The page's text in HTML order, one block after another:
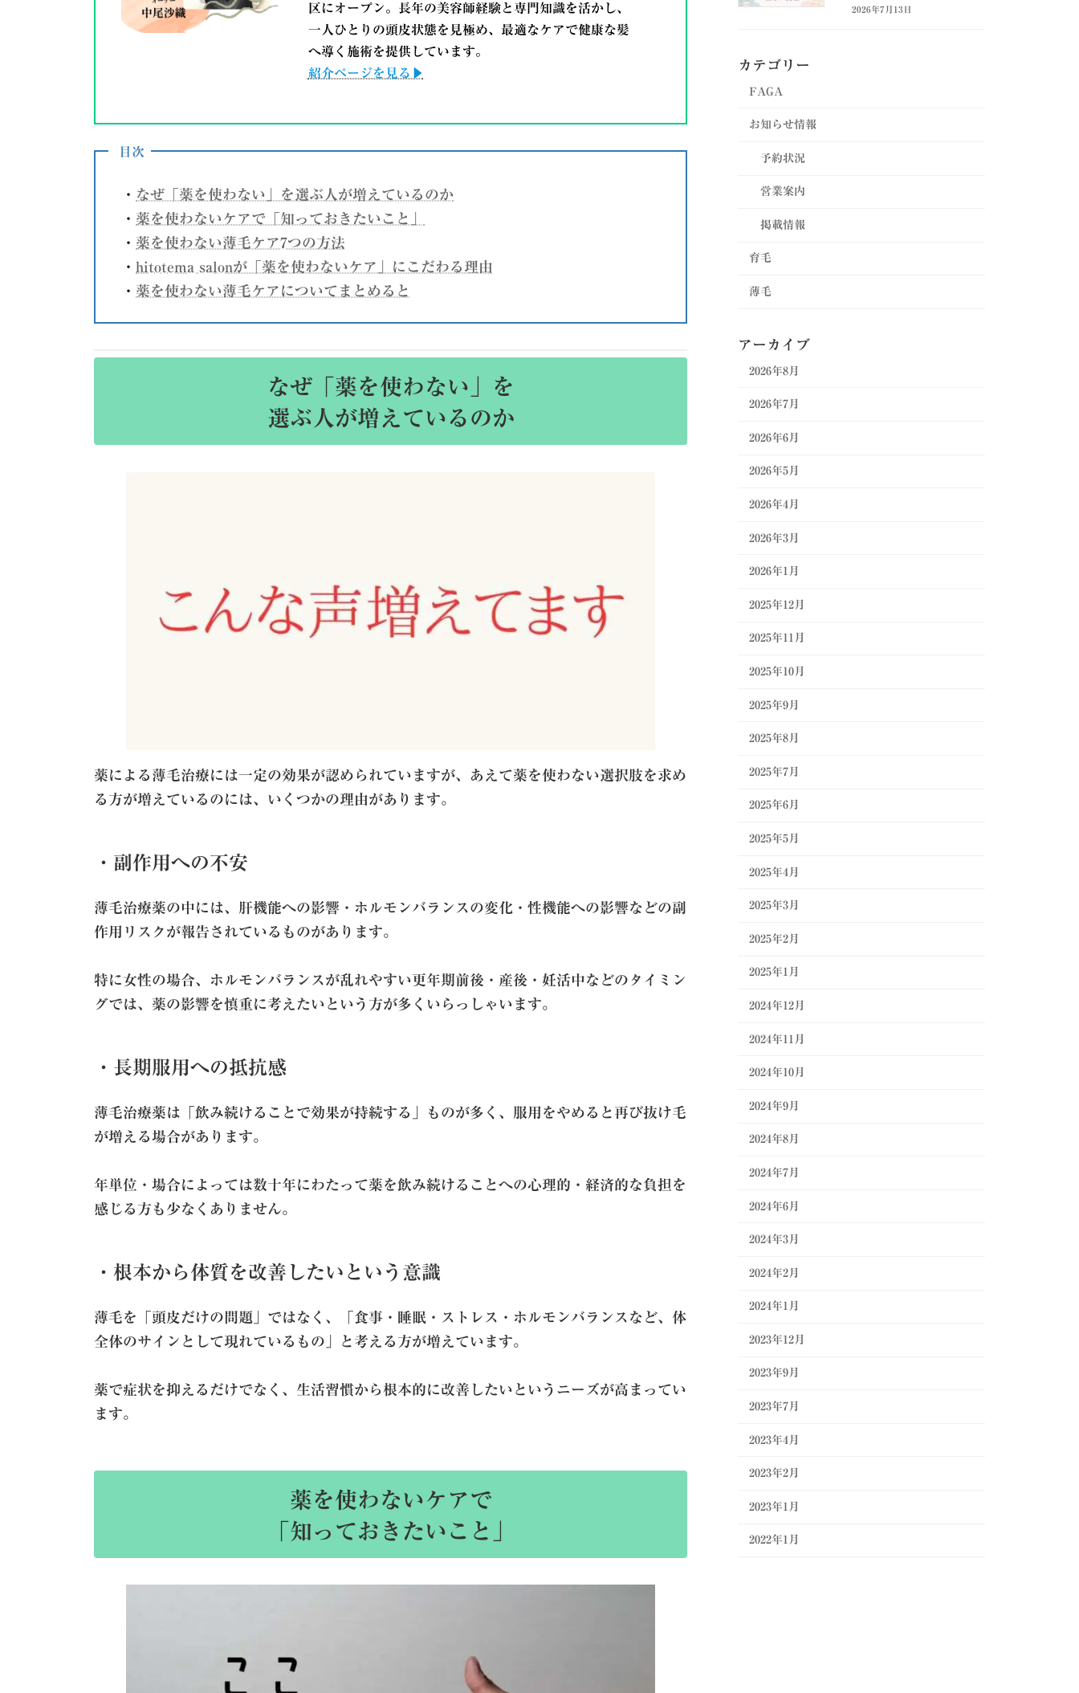
区にオープン。長年の美容師経験と専門知識を活かし、
一人ひとりの頭皮状態を見極め、最適なケアで健康な髪
へ導く 施術を提供しています。
紹介ページを見る▶
目次
・ なぜ「薬を使わない」を選ぶ人が増えているのか
・ 薬を使わないケアで「知っておきたいこと」
・ 薬を使わない薄毛ケア7つの方法
・ hitotema salonが「薬を使わないケア」にこだわる理由
・ 薬を使わない薄毛ケアについてまとめると
なぜ「薬を使わない」を
選ぶ人が増えているのか
薬による薄毛治療には一定の効果が認められていますが、あえて薬を使わない選択肢を求め
る方が増えているのには、いくつかの理由があります。
・副作用への不安
薄毛治療薬の中には、肝機能への影響・ホルモンバランスの変化・性機能への影響などの副
作用リスクが報告されているものがあります。
特に女性の場合、ホルモンバランスが乱れやすい更年期前後・産後・妊活中などのタイミン
グでは、薬の影響を慎重に考えたいという方が多くいらっしゃいます。
・長期服用への抵抗感
薄毛治療薬は「飲み続けることで効果が持続する」ものが多く、服用をやめると再び抜け毛
が増える場合があります。
年単位・場合によっては数十年にわたって薬を飲み続けることへの心理的・経済的な負担を
感じる方も少なくありません。
・根本から体質を改善したいという意識
薄毛を「頭皮だけの問題」ではなく、「食事・睡眠・ストレス・ホルモンバランスなど、体
全体のサインとして現れているもの」と考える方が増えています。
薬で症状を抑えるだけでなく、生活習慣から根本的に改善したいというニーズが高まってい
ます。
薬を使わないケアで
「知っておきたいこと」
2026年7月13日
カテゴリー
FAGA
お知らせ情報
予約状況
営業案内
掲載情報
育毛
薄毛
アーカイブ
2026年8月
2026年7月
2026年6月
2026年5月
2026年4月
2026年3月
2026年1月
2025年12月
2025年11月
2025年10月
2025年9月
2025年8月
2025年7月
2025年6月
2025年5月
2025年4月
2025年3月
2025年2月
2025年1月
2024年12月
2024年11月
2024年10月
2024年9月
2024年8月
2024年7月
2024年6月
2024年3月
2024年2月
2024年1月
2023年12月
2023年9月
2023年7月
2023年4月
2023年2月
2023年1月
2022年1月